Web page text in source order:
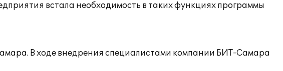
встала необходимость в таких функциях программы
В ходе внедрения специалистами компании БИТ-Самара